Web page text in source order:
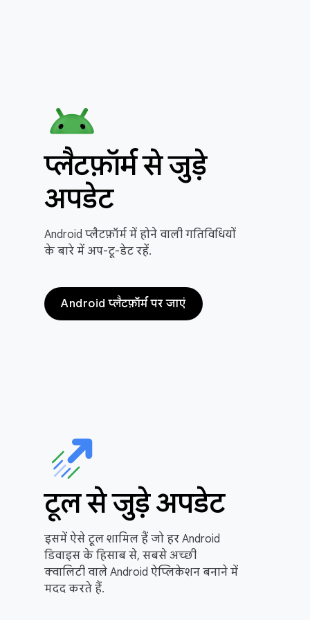
प्लैटफ़ॉर्म से जुड़े
अपडेट
Android प्लैटफ़ॉर्म में होने वाली गतिविधियों
के बारे में अप-टू-डेट रहें.
Android प्लैटफ़ॉर्म पर जाएं
टूल से जुड़े अपडेट
इसमें ऐसे टूल शामिल हैं जो हर Android
डिवाइस के हिसाब से, सबसे अच्छी
क्वालिटी वाले Android ऐप्लिकेशन बनाने में
मदद करते हैं.